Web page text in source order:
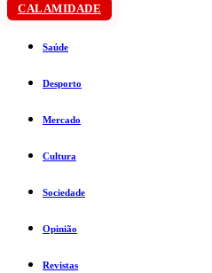
CALAMIDADE
Saúde
Desporto
Mercado
Cultura
Sociedade
Opinião
Revistas